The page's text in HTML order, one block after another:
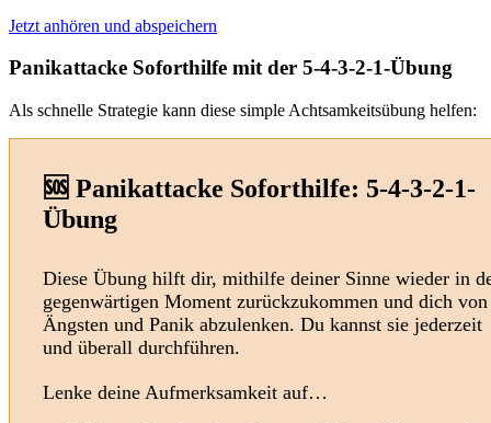
Jetzt anhören und abspeichern
Panikattacke Soforthilfe mit der 5-4-3-2-1-Übung
Als schnelle Strategie kann diese simple Achtsamkeitsübung helfen:
🆘 Panikattacke Soforthilfe: 5-4-3-2-1-
Übung
Diese Übung hilft dir, mithilfe deiner Sinne wieder in
gegenwärtigen Moment zurückzukommen und dich von
Ängsten und Panik abzulenken. Du kannst sie jederzeit
und überall durchführen.
Lenke deine Aufmerksamkeit auf…